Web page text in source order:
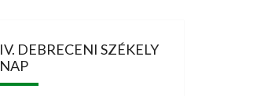
IV. DEBRECENI SZÉKELY
NAP